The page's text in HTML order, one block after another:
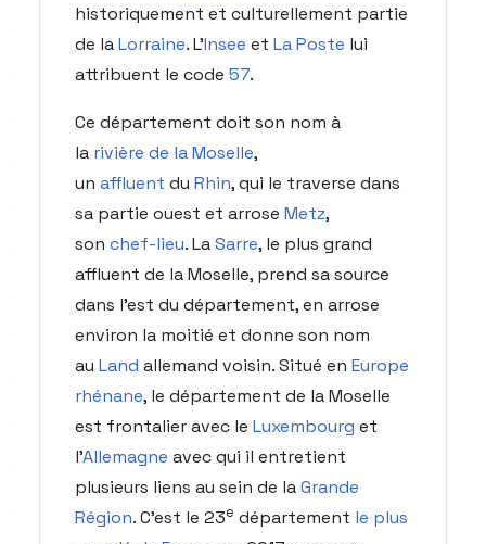
historiquement et culturellement partie
de laLorraine. L'Insee et La Poste lui
attribuent le code 57.
Ce département doit son nom à
la rivière de la Moselle,
un affluent du Rhin, qui le traverse dans
sa partie ouest et arrose Metz,
son chef-lieu. LaSarre, le plus grand
affluent de la Moselle, prend sa source
dans l'est du département, en arrose
environ la moitié et donne son nom
au Land allemand voisin. Situé en Europe
rhénane, le département de la Moselle
est frontalier avec le Luxembourg et
l'Allemagne avec qui il entretient
plusieurs liens au sein de laGrande
Région. C'est le 23e département le plus